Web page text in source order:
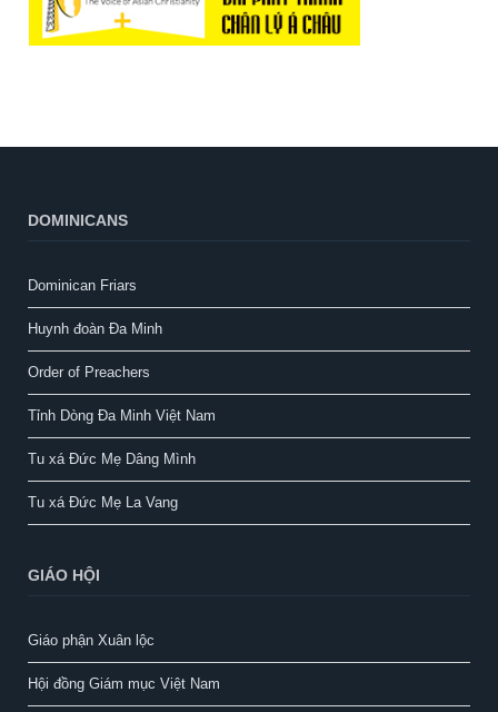
DOMINICANS
Dominican Friars
Huynh đoàn Đa Minh
Order of Preachers
Tỉnh Dòng Đa Minh Việt Nam
Tu xá Đức Mẹ Dâng Mình
Tu xá Đức Mẹ La Vang
GIÁO HỘI
Giáo phận Xuân lộc
Hội đồng Giám mục Việt Nam